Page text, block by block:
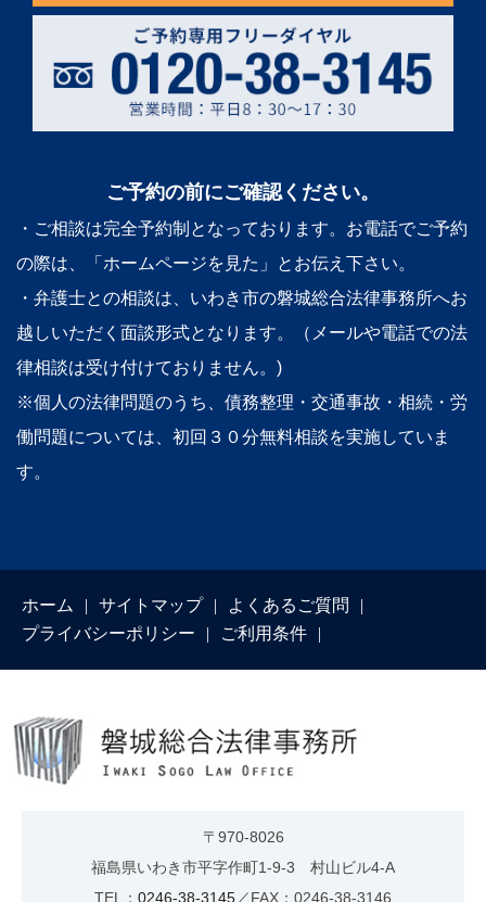
ご予約の前にご確認ください。
・ご相談は完全予約制となっております。お電話でご予約
の際は、「ホームページを見た」とお伝え下さい。
・弁護士との相談は、いわき市の磐城総合法律事務所へお
越しいただく面談形式となります。（メールや電話での法
律相談は受け付けておりません。)
※個人の法律問題のうち、債務整理・交通事故・相続・労
働問題については、初回３０分無料相談を実施していま
す。
ホーム サイトマップ
よくあるご質問
プライバシーポリシー
ご利用条件
〒970-8026
福島県いわき市平字作町1-9-3 村山ビル4-A
TEL： 0246-38-3145／FAX：0246-38-3146